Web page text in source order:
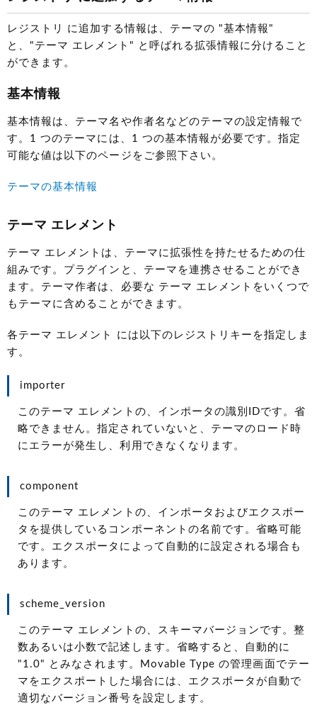
レジストリ に追加する情報は、テーマの "基本情報"
と、"テーマ エレメント" と呼ばれる拡張情報に分けること
ができます。
基本情報
基本情報は、テーマ名や作者名などのテーマの設定情報で
す。1 つのテーマには、1 つの基本情報が必要です。指定
可能な値は以下のページをご参照下さい。
テーマの基本情報
テーマ エレメント
テーマ エレメントは、テーマに拡張性を持たせるための仕
組みです。プラグインと、テーマを連携させることができ
ます。テーマ作者は、必要な テーマ エレメントをいくつで
もテーマに含めることができます。
各テーマ エレメント には以下のレジストリキーを指定しま
す。
importer
このテーマ エレメントの、インポータの識別IDです。省
略できません。指定されていないと、テーマのロード時
にエラーが発生し、利用できなくなります。
component
このテーマ エレメントの、インポータおよびエクスポー
タを提供しているコンポーネントの名前です。省略可能
です。エクスポータによって自動的に設定される場合も
あります。
scheme_version
このテーマ エレメントの、スキーマバージョンです。整
数あるいは小数で記述します。省略すると、自動的に
"1.0" とみなされます。Movable Type の管理画面でテー
マをエクスポートした場合には、エクスポータが自動で
適切なバージョン番号を設定します。